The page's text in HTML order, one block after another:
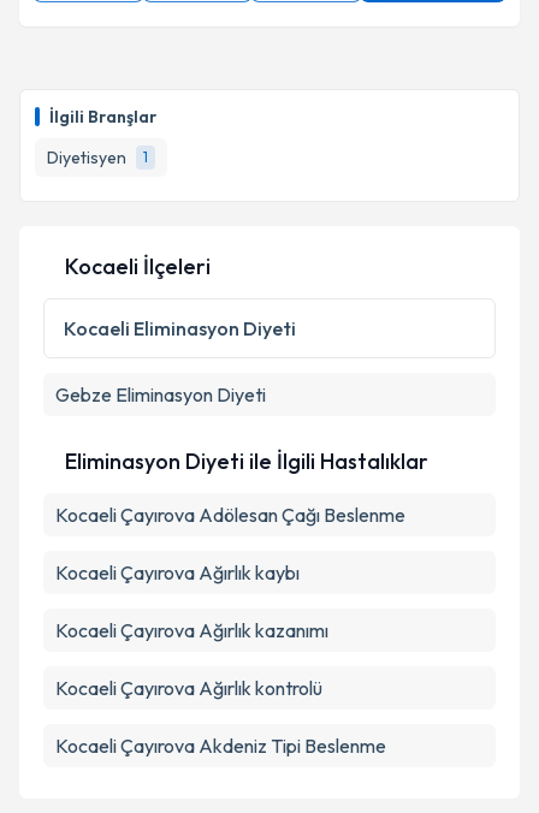
İlgili Branşlar
Diyetisyen
1
Kocaeli İlçeleri
Kocaeli Eliminasyon Diyeti
Gebze Eliminasyon Diyeti
Eliminasyon Diyeti ile İlgili Hastalıklar
Kocaeli Çayırova Adölesan Çağı Beslenme
Kocaeli Çayırova Ağırlık kaybı
Kocaeli Çayırova Ağırlık kazanımı
Kocaeli Çayırova Ağırlık kontrolü
Kocaeli Çayırova Akdeniz Tipi Beslenme